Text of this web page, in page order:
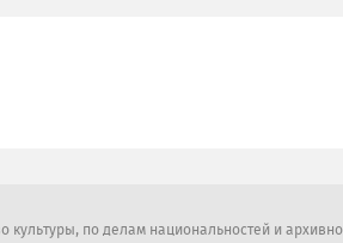
культуры, по делам национальностей и